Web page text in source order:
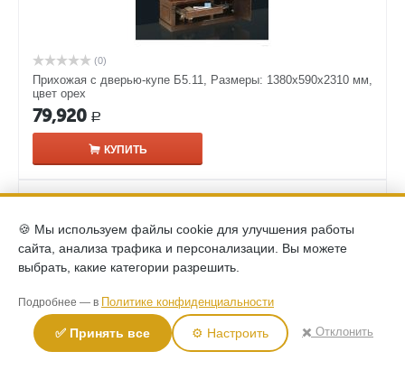
(0)
Прихожая с дверью-купе Б5.11, Размеры: 1380х590х2310 мм,
цвет орех
79,920 Р
КУПИТЬ
🍪 Мы используем файлы cookie для улучшения работы
сайта, анализа трафика и персонализации. Вы можете
выбрать, какие категории разрешить.
Подробнее — в Политике конфиденциальности
✅ Принять все ⚙️ Настроить ✖️ Отклонить